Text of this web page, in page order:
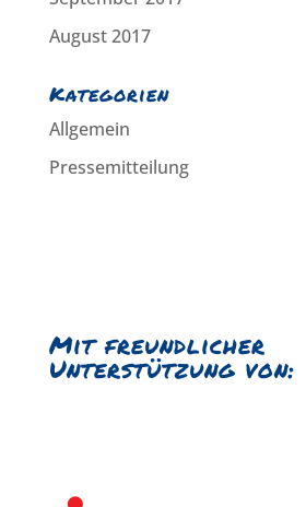
August 2017
Kategorien
Allgemein
Pressemitteilung
Mit freundlicher
Unterstützung von: